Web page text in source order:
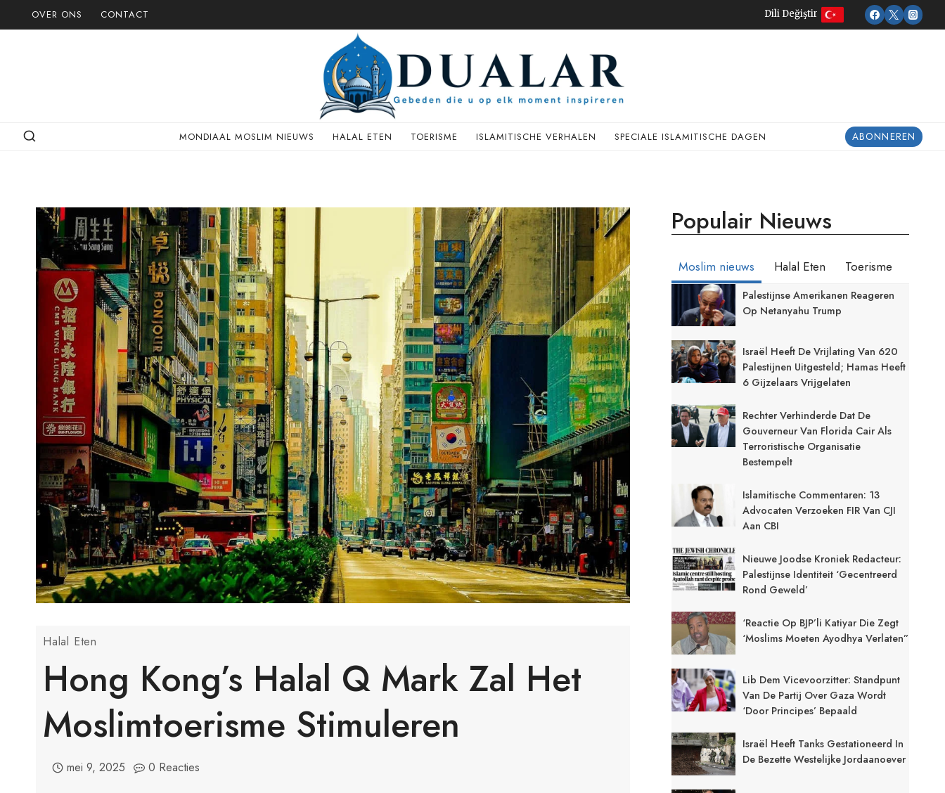
Doorgaan
naar
OVER ONS CONTACT Dili Değiştir
MONDIAAL MOSLIM NIEUWS HALAL ETEN TOERISME ISLAMITISCHE VERHALEN SPECIALE ISLAMITISCHE DAGEN ABONNEREN
Halal Eten
Hong Kong’s Halal Q Mark Zal Het
Moslimtoerisme Stimuleren
mei 9, 2025 0 Reacties
Populair Nieuws
Moslim nieuws Halal Eten Toerisme
Palestijnse Amerikanen Reageren
Op Netanyahu Trump
Israël Heeft De Vrijlating Van 620
Palestijnen Uitgesteld; Hamas Heeft
6 Gijzelaars Vrijgelaten
Rechter Verhinderde Dat De
Gouverneur Van Florida Cair Als
Terroristische Organisatie
Bestempelt
Islamitische Commentaren: 13
Advocaten Verzoeken FIR Van CJI
Aan CBI
Nieuwe Joodse Kroniek Redacteur:
Palestijnse Identiteit ‘gecentreerd
Rond Geweld’
‘Reactie Op BJP’li Katiyar Die Zegt
‘Moslims Moeten Ayodhya Verlaten”
Lib Dem Vicevoorzitter: Standpunt
Van De Partij Over Gaza Wordt
‘door Principes’ Bepaald
Israël Heeft Tanks Gestationeerd In
De Bezette Westelijke Jordaanoever